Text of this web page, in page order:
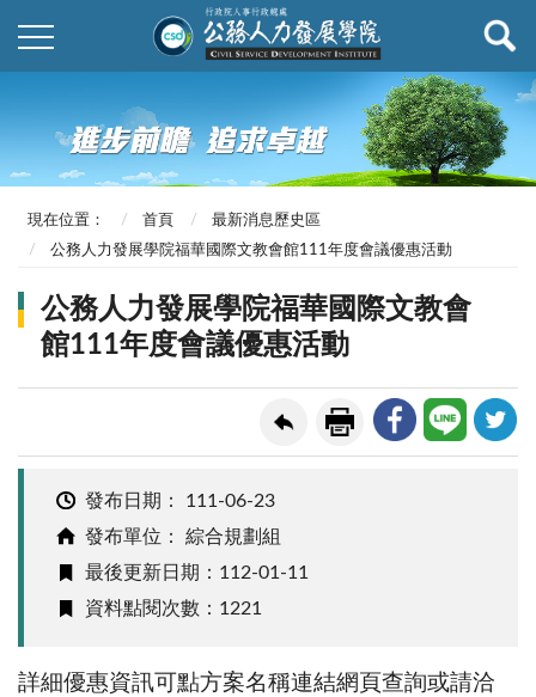
現在位置： 首頁
最新消息歷史區
公務人力發展學院福華國際文教會館111年度會議優惠活動
公務人力發展學院福華國際文教會
館111年度會議優惠活動
發布日期： 111-06-23
發布單位： 綜合規劃組
最後更新日期：112-01-11
資料點閱次數：1221
詳細優惠資訊可點方案名稱連結網頁查詢或請洽